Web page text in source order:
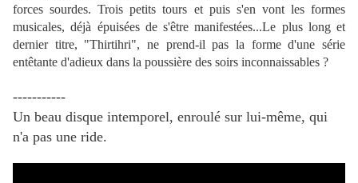
forces sourdes. Trois petits tours et puis s'en vont les formes
musicales, déjà épuisées de s'être manifestées...Le plus long et
dernier titre, "Thirtihri", ne prend-il pas la forme d'une série
entêtante d'adieux dans la poussière des soirs inconnaissables ?
-----------
Un beau disque intemporel, enroulé sur lui-même, qui
n'a pas une ride.